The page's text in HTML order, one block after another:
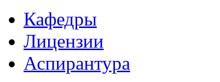
Кафедры
Лицензии
Аспирантура